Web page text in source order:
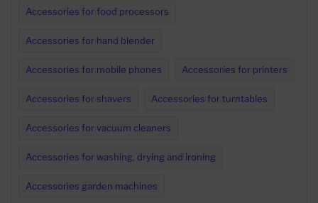
Accessories for food processors
Accessories for hand blender
Accessories for mobile phones Accessories for printers
Accessories for shavers Accessories for turntables
Accessories for vacuum cleaners
Accessories for washing, drying and ironing
Accessories garden machines